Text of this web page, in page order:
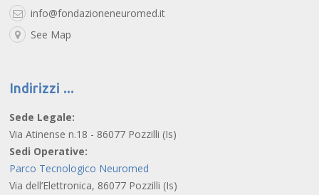
info@fondazioneneuromed.it
See Map
Indirizzi
Sede Legale:
Via Atinense n.18 - 86077 Pozzilli (Is)
Sedi Operative:
Parco Tecnologico Neuromed
Via dell’Elettronica, 86077 Pozzilli (Is)